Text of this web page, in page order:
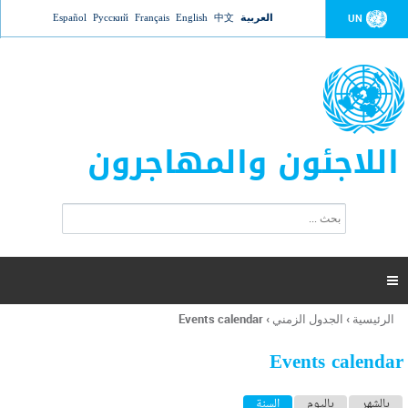
Jump to navigation UN العربية 中文
English
Français
Русский
Español
اللاجئون والمهاجرون
ت
ر
ل
ح
ب

أنت
هنا
الرئيسية › الجدول الزمني ›
Events calendar
Events calendar